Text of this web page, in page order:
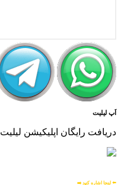
اَپ لیلیت
دریافت رایگان اپلیکیشن لیلیت
⬅️ اینجا اشاره کنید ➡️